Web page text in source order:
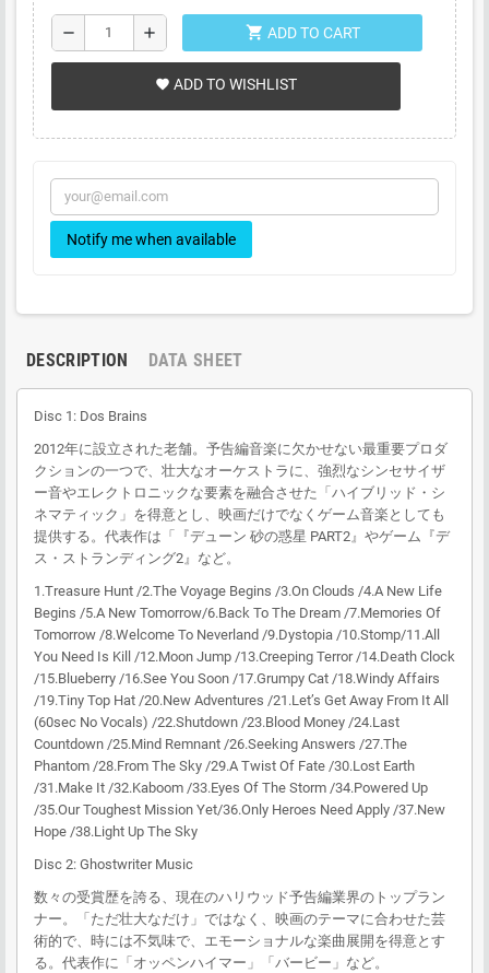
remove add shopping_cart ADD TO CART
favorite ADD TO WISHLIST
Notify me when available
DESCRIPTION DATA SHEET
Disc 1: Dos Brains
2012年に設立された老舗。予告編音楽に欠かせない最重要プロダ
クションの一つで、壮大なオーケストラに、強烈なシンセサイザ
ー音やエレクトロニックな要素を融合させた「ハイブリッド・シ
ネマティック」を得意とし、映画だけでなくゲーム音楽としても
提供する。代表作は「『デューン 砂の惑星 PART2』やゲーム『デ
ス・ストランディング2』など。
1.Treasure Hunt /2.The Voyage Begins /3.On Clouds /4.A New Life
Begins /5.A New Tomorrow/6.Back To The Dream /7.Memories Of
Tomorrow /8.Welcome To Neverland /9.Dystopia /10.Stomp/11.All
You Need Is Kill /12.Moon Jump /13.Creeping Terror /14.Death Clock
/15.Blueberry /16.See You Soon /17.Grumpy Cat /18.Windy Affairs
/19.Tiny Top Hat /20.New Adventures /21.Let’s Get Away From It All
(60sec No Vocals) /22.Shutdown /23.Blood Money /24.Last
Countdown /25.Mind Remnant /26.Seeking Answers /27.The
Phantom /28.From The Sky /29.A Twist Of Fate /30.Lost Earth
/31.Make It /32.Kaboom /33.Eyes Of The Storm /34.Powered Up
/35.Our Toughest Mission Yet/36.Only Heroes Need Apply /37.New
Hope /38.Light Up The Sky
Disc 2: Ghostwriter Music
数々の受賞歴を誇る、現在のハリウッド予告編業界のトップラン
ナー。「ただ壮大なだけ」ではなく、映画のテーマに合わせた芸
術的で、時には不気味で、エモーショナルな楽曲展開を得意とす
る。代表作に「オッペンハイマー」「バービー」など。